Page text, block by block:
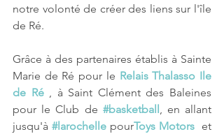
notre volonté de créer des liens sur l'île
de Ré.
Grâce à des partenaires établis à Sainte
Marie de Ré pour le Relais Thalasso Ile
de Ré , à Saint Clément des Baleines
pour le Club de #basketball , en allant
jusqu'à #larochelle pourToys Motors et